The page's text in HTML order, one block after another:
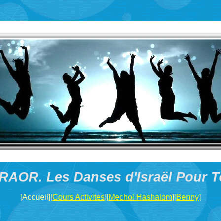
Les Danses d'Israël Pour
[Accueil][Cours Activites][Mechol Hashalom][Benny]